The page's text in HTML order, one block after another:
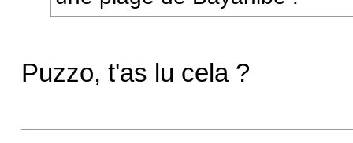
Puzzo, t'as lu cela ?